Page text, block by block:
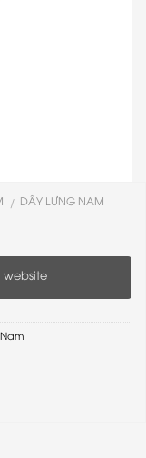
/ DÂY LƯNG NAM